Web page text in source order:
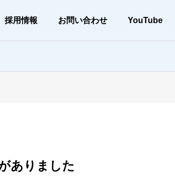
採用情報 お問い合わせ YouTube
当社の取り組み
ありました